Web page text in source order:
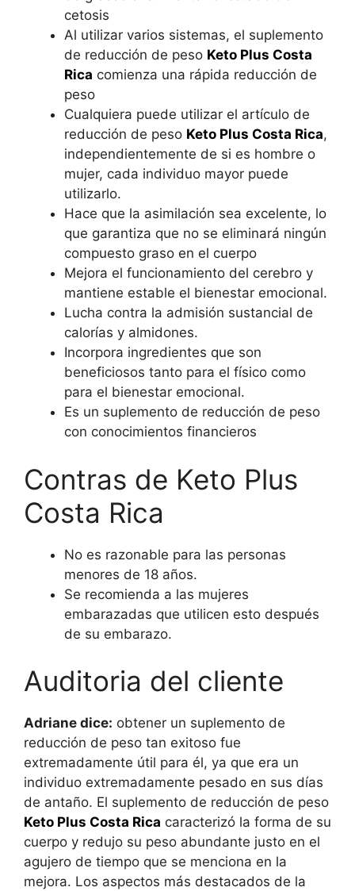
cetosis
Al utilizar varios sistemas, el suplemento
de reducción de peso Keto Plus Costa
Rica comienza una rápida reducción de
peso
Cualquiera puede utilizar el artículo de
reducción de peso Keto Plus Costa Rica,
independientemente de si es hombre o
mujer, cada individuo mayor puede
utilizarlo.
Hace que la asimilación sea excelente, lo
que garantiza que no se eliminará ningún
compuesto graso en el cuerpo
Mejora el funcionamiento del cerebro y
mantiene estable el bienestar emocional.
Lucha contra la admisión sustancial de
calorías y almidones.
Incorpora ingredientes que son
beneficiosos tanto para el físico como
para el bienestar emocional.
Es un suplemento de reducción de peso
con conocimientos financieros
Contras de Keto Plus
Costa Rica
No es razonable para las personas
menores de 18 años.
Se recomienda a las mujeres
embarazadas que utilicen esto después
de su embarazo.
Auditoria del cliente
Adriane dice: obtener un suplemento de
reducción de peso tan exitoso fue
extremadamente útil para él, ya que era un
individuo extremadamente pesado en sus días
de antaño. El suplemento de reducción de peso
Keto Plus Costa Rica caracterizó la forma de su
cuerpo y redujo su peso abundante justo en el
agujero de tiempo que se menciona en la
mejora. Los aspectos más destacados de la